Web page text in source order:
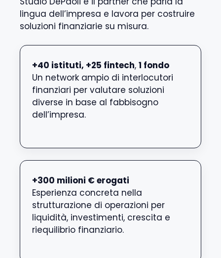
lingua dell’impresa e lavora per costruire
soluzioni finanziarie su misura.
+40 istituti, +25 fintech, 1 fondo
Un network ampio di interlocutori
finanziari per valutare soluzioni
diverse in base al fabbisogno
dell’impresa.
+300 milioni € erogati
Esperienza concreta nella
strutturazione di operazioni per
liquidità, investimenti, crescita e
riequilibrio finanziario.